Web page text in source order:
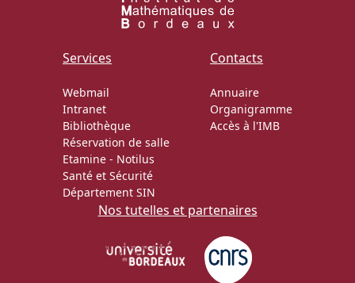
Services
Webmail
Intranet
Bibliothèque
Réservation de salle
Etamine - Notilus
Santé et Sécurité
Département SIN
Contacts
Annuaire
Organigramme
Accès à l'IMB
Nos tutelles et partenaires